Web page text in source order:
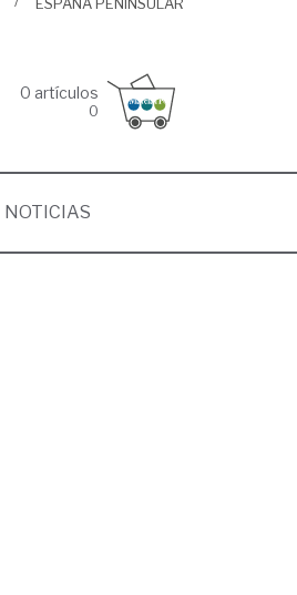
0 artículos
0
NOTICIAS